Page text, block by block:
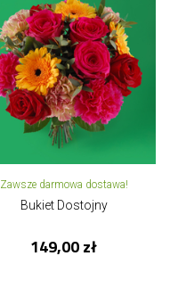
Zawsze darmowa dostawa!
Bukiet Dostojny
149,00 zł